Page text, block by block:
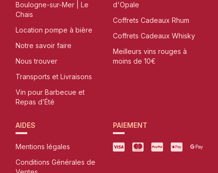
Boulogne-sur-Mer | Le
Chais
Location pompe à bière
Notre savoir faire
Nous trouver
Transports et Livraisons
Vin pour Barbecue et
Repas d’Été
d'Opale
Coffrets Cadeaux Rhum
Coffrets Cadeaux Whisky
Meilleurs vins rouges à
moins de 10€
AIDES
Mentions légales
Conditions Générales de
PAIEMENT